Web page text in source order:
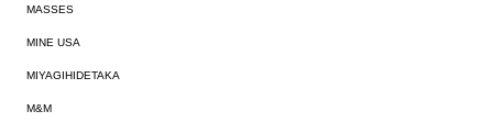
MASSES
MINE USA
MIYAGIHIDETAKA
M&M